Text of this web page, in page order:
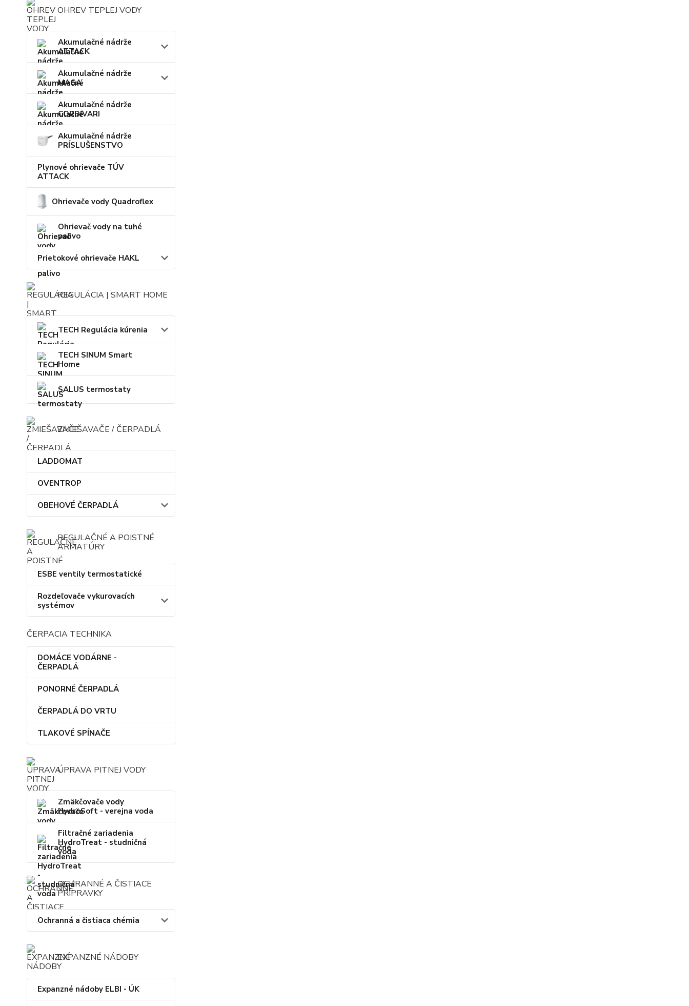
OHREV TEPLEJ VODY
Akumulačné nádrže
ATTACK
Akumulačné nádrže
MAGA
Akumulačné nádrže
CORDIVARI
Akumulačné nádrže
PRÍSLUŠENSTVO
Plynové ohrievače TÚV
ATTACK
Ohrievače vody Quadroflex
Ohrievač vody na tuhé
palivo
Prietokové ohrievače HAKL
REGULÁCIA | SMART HOME
TECH Regulácia kúrenia
TECH SINUM Smart
Home
SALUS termostaty
ZMIEŠAVAČE / ČERPADLÁ
LADDOMAT
OVENTROP
OBEHOVÉ ČERPADLÁ
REGULAČNÉ A POISTNÉ
ARMATÚRY
ESBE ventily termostatické
Rozdeľovače vykurovacích
systémov
ČERPACIA TECHNIKA
DOMÁCE VODÁRNE -
ČERPADLÁ
PONORNÉ ČERPADLÁ
ČERPADLÁ DO VRTU
TLAKOVÉ SPÍNAČE
ÚPRAVA PITNEJ VODY
Zmäkčovače vody
HydroSoft - verejna voda
Filtračné zariadenia
HydroTreat - studničná
voda
OCHRANNÉ A ČISTIACE
PRÍPRAVKY
Ochranná a čistiaca chémia
EXPANZNÉ NÁDOBY
Expanzné nádoby ELBI - ÚK